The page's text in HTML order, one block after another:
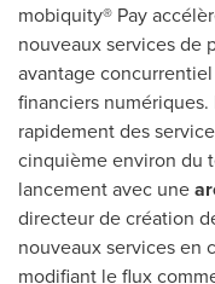
mobiquity® Pay
nouveaux services de
avantage
financiers
rapidement des
cinquième environ du
lancement avec une
directeur de création
nouveaux services en
modifiant le flux